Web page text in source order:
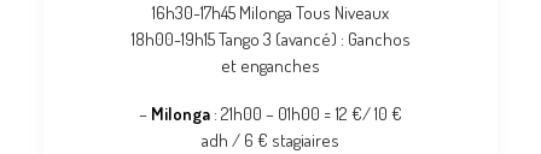
16h30-17h45 Milonga Tous Niveaux
18h00-19h15 Tango 3 (avancé) : Ganchos
et enganches
– Milonga : 21h00 – 01h00 = 12 €/ 10 €
adh / 6 € stagiaires